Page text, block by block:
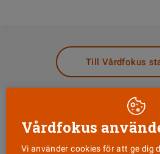
Till Vårdfokus
Vårdfokus
Vi använder cookies för att ge dig